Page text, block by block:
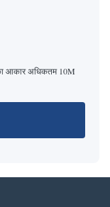
आकार अधिकतम 10M